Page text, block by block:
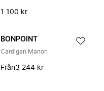
1 100 kr
BONPOINT
Cardigan Manon
Från3 244 kr